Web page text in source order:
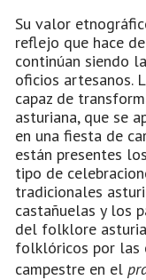
Su valor
reflejo que hace
continúan siendo
oficios artesanos.
capaz de
asturiana, que se
en una fiesta de
están presentes
tipo de
tradicionales
castañuelas y los
del folklore
folklóricos por las
campestre en el